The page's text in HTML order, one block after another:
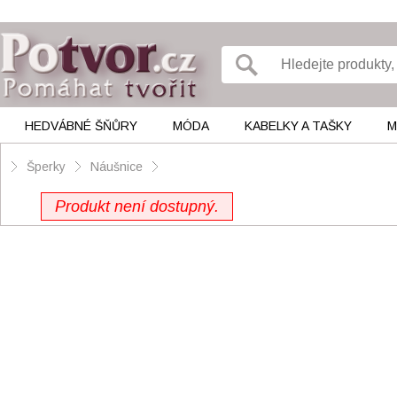
HEDVÁBNÉ ŠŇŮRY MÓDA KABELKY A TAŠKY
Šperky Náušnice
Produkt není dostupný.